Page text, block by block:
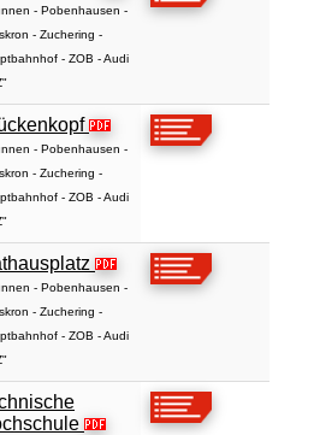
- Pobenhausen -
- Zuchering -
- ZOB - Audi
- Pobenhausen -
- Zuchering -
- ZOB - Audi
- Pobenhausen -
- Zuchering -
- ZOB - Audi